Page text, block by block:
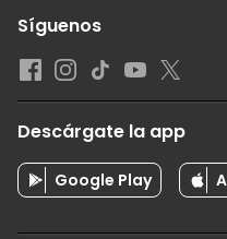
Síguenos
Descárgate la app
Google Play